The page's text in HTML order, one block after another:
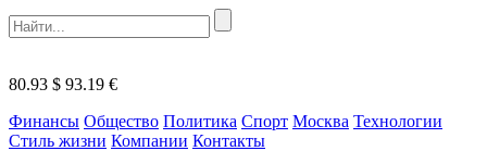
80.93 $ 93.19 €
Финансы Общество Политика Спорт Москва Технологии
Стиль жизни Компании Контакты